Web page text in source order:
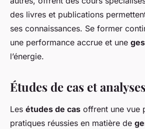
des livres et publications
ses connaissances. Se former
une performance accrue et une
l’énergie.
Études de cas et
Les études de cas offrent une vue
pratiques réussies en matière de